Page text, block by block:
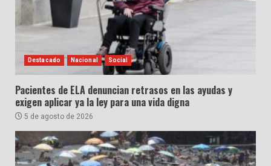
Destacado Nacional Social
Pacientes de ELA denuncian retrasos en las ayudas y
exigen aplicar ya la ley para una vida digna
5 de agosto de 2026